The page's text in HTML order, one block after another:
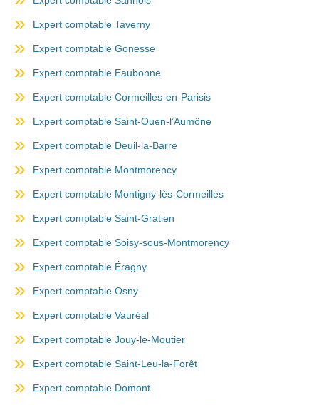
Expert comptable Taverny
Expert comptable Gonesse
Expert comptable Eaubonne
Expert comptable Cormeilles-en-Parisis
Expert comptable Saint-Ouen-l’Aumône
Expert comptable Deuil-la-Barre
Expert comptable Montmorency
Expert comptable Montigny-lès-Cormeilles
Expert comptable Saint-Gratien
Expert comptable Soisy-sous-Montmorency
Expert comptable Éragny
Expert comptable Osny
Expert comptable Vauréal
Expert comptable Jouy-le-Moutier
Expert comptable Saint-Leu-la-Forêt
Expert comptable Domont